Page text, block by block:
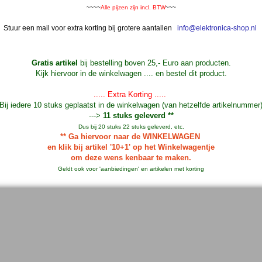
~~~~Alle pijzen zijn incl. BTW~~~
Stuur een mail voor extra korting bij grotere aantallen info@elektronica-shop.nl
Gratis artikel
bij bestelling boven 25,- Euro aan producten.
Kijk hiervoor in de winkelwagen .... en bestel dit product.
..... Extra Korting .....
Bij iedere 10 stuks geplaatst in de winkelwagen (van hetzelfde artikelnummer)
---> 11 stuks geleverd **
Dus bij 20 stuks 22 stuks geleverd, etc.
** Ga hiervoor naar de WINKELWAGEN
en klik bij artikel '10+1' op het Winkelwagentje
om deze wens kenbaar te maken.
Geldt ook voor 'aanbiedingen' en artikelen met korting